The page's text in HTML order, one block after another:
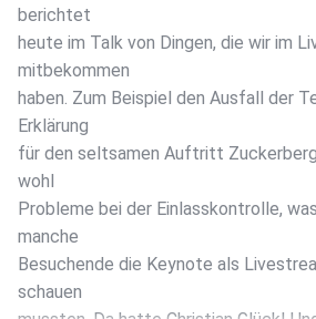
berichtet
heute im Talk von Dingen, die wir im
mitbekommen
haben. Zum Beispiel den Ausfall der
Erklärung
für den seltsamen Auftritt
wohl
Probleme bei der Einlasskontrolle,
manche
Besuchende die Keynote als
schauen